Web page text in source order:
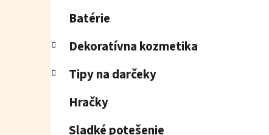
Batérie
Dekoratívna kozmetika
Tipy na darčeky
Hračky
Sladké potešenie